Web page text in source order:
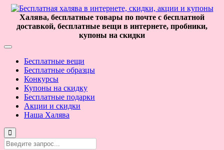
Халява, бесплатные товары по почте с бесплатной
доставкой, бесплатные вещи в интернете, пробники,
купоны на скидки
Бесплатные вещи
Бесплатные образцы
Конкурсы
Купоны на скидку
Бесплатные подарки
Акции и скидки
Наша Халява